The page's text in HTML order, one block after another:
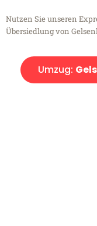
Nutzen Sie unseren
Übersiedlung von
Umzug: